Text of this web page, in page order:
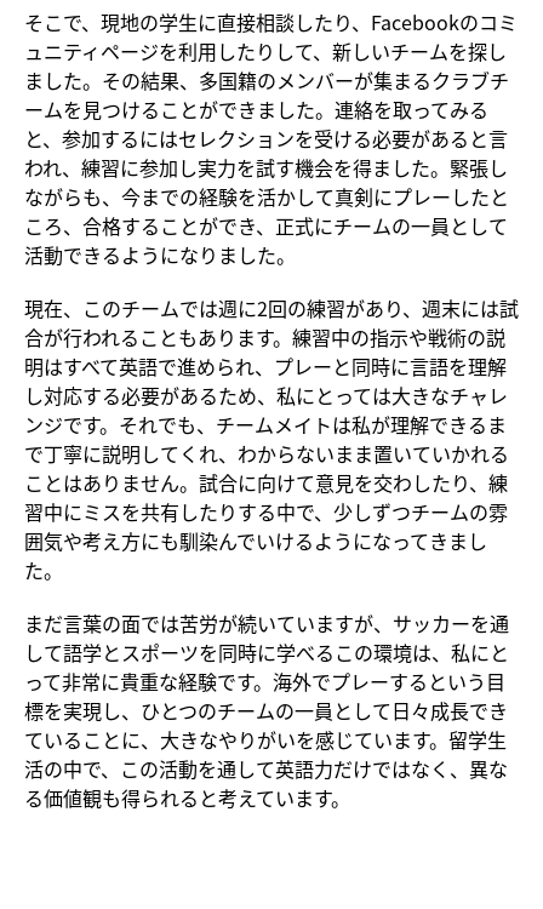
そこで、現地の学生に直接相談したり、Facebookのコミ
ュニティページを利用したりして、新しいチームを探し
ました。その結果、多国籍のメンバーが集まるクラブチ
ームを見つけることができました。連絡を取ってみる
と、参加するにはセレクションを受ける必要があると言
われ、練習に参加し実力を試す機会を得ました。緊張し
ながらも、今までの経験を活かして真剣にプレーしたと
ころ、合格することができ、正式にチームの一員として
活動できるようになりました。
現在、このチームでは週に2回の練習があり、週末には試
合が行われることもあります。練習中の指示や戦術の説
明はすべて英語で進められ、プレーと同時に言語を理解
し対応する必要があるため、私にとっては大きなチャレ
ンジです。それでも、チームメイトは私が理解できるま
で丁寧に説明してくれ、わからないまま置いていかれる
ことはありません。試合に向けて意見を交わしたり、練
習中にミスを共有したりする中で、少しずつチームの雰
囲気や考え方にも馴染んでいけるようになってきまし
た。
まだ言葉の面では苦労が続いていますが、サッカーを通
して語学とスポーツを同時に学べるこの環境は、私にと
って非常に貴重な経験です。海外でプレーするという目
標を実現し、ひとつのチームの一員として日々成長でき
ていることに、大きなやりがいを感じています。留学生
活の中で、この活動を通して英語力だけではなく、異な
る価値観も得られると考えています。